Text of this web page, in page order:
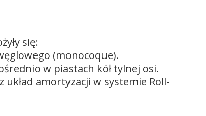
się:
(monocoque).
w piastach kół tylnej osi.
amortyzacji w systemie Roll-